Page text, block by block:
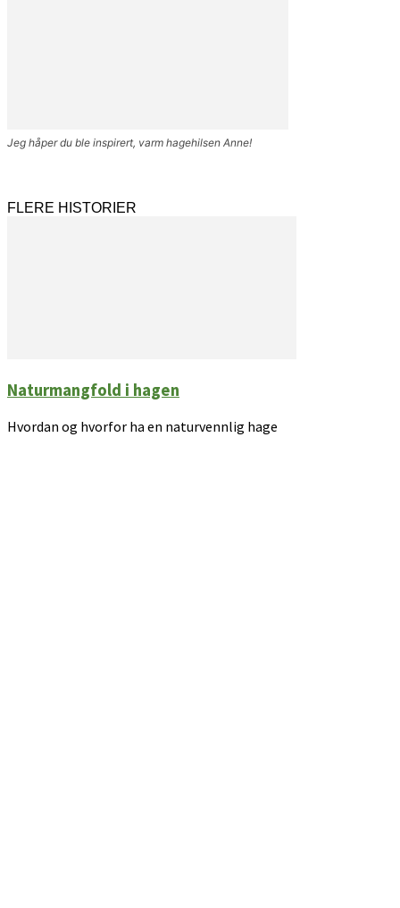
Jeg håper du ble inspirert, varm hagehilsen Anne!
FLERE HISTORIER
Naturmangfold i hagen
Hvordan og hvorfor ha en naturvennlig hage